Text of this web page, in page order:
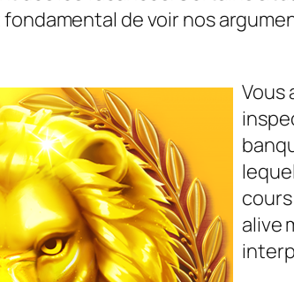
fondamental de voir nos
Vous
alive